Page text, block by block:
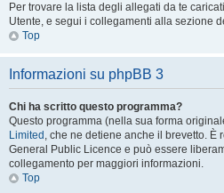
Per trovare la lista degli allegati da te
Utente, e segui i collegamenti alla sezione
Top
Informazioni su phpBB 3
Chi ha scritto questo programma?
Questo programma (nella sua forma
Limited , che ne detiene anche il brevetto. È
General Public Licence e può essere
collegamento per maggiori informazioni.
Top